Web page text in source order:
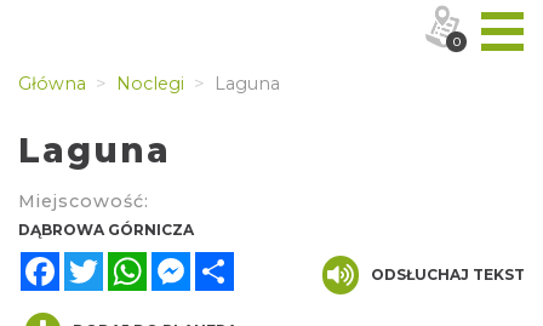
Główna Noclegi Laguna
Laguna
Miejscowość:
DĄBROWA GÓRNICZA
FacebookTwitterWhatsAppMessenger
ODSŁUCHAJ TEKST
0